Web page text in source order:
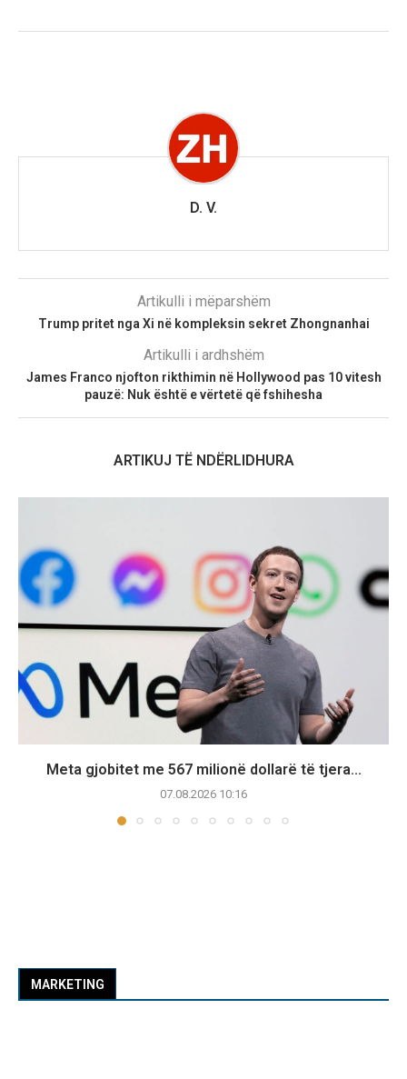
D. V.
Artikulli i mëparshëm
Trump pritet nga Xi në kompleksin sekret Zhongnanhai
Artikulli i ardhshëm
James Franco njofton rikthimin në Hollywood pas 10 vitesh
pauzë: Nuk është e vërtetë që fshihesha
ARTIKUJ TË NDËRLIDHURA
Meta gjobitet me 567 milionë dollarë të tjera...
07.08.2026 10:16
MARKETING